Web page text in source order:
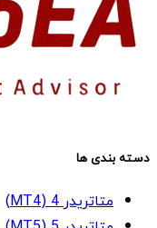
دسته بندی ها
متاتریدر 4 (MT4)